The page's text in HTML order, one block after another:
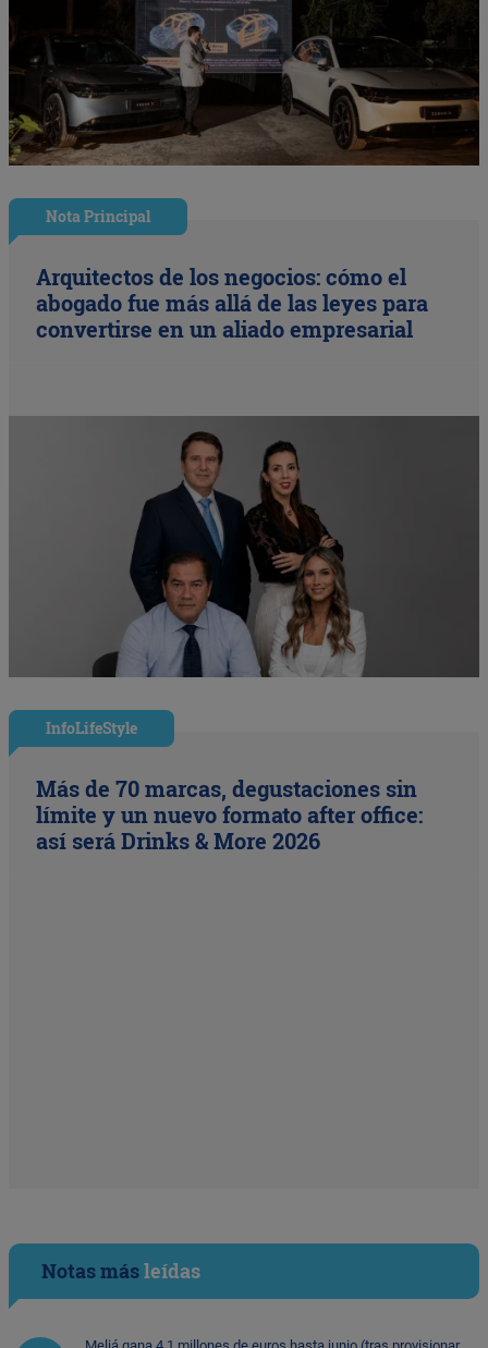
Nota Principal
Arquitectos de los negocios: cómo el
abogado fue más allá de las leyes para
convertirse en un aliado empresarial
InfoLifeStyle
Más de 70 marcas, degustaciones sin
límite y un nuevo formato after office:
así será Drinks & More 2026
Notas másleídas
Meliá gana 4,1 millones de euros hasta junio (tras provisionar